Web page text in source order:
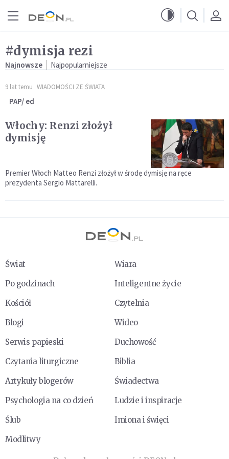
#dymisja rezi
Najnowsze Najpopularniejsze
9 lat temu WIADOMOŚCI ZE ŚWIATA
PAP/ ed
Włochy: Renzi złożył
dymisję
Premier Włoch Matteo Renzi złożył w środę dymisję na ręce
prezydenta Sergio Mattarelli.
Świat
Wiara
Po godzinach
Inteligentne życie
Kościół
Czytelnia
Blogi
Wideo
Serwis papieski
Duchowość
Czytania liturgiczne
Biblia
Artykuły blogerów
Świadectwa
Psychologia na co dzień
Ludzie i inspiracje
Ślub
Imiona i święci
Modlitwy